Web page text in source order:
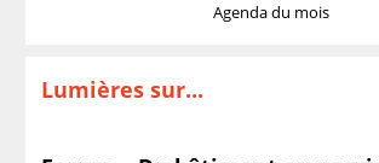
Agenda du mois
Lumières sur...